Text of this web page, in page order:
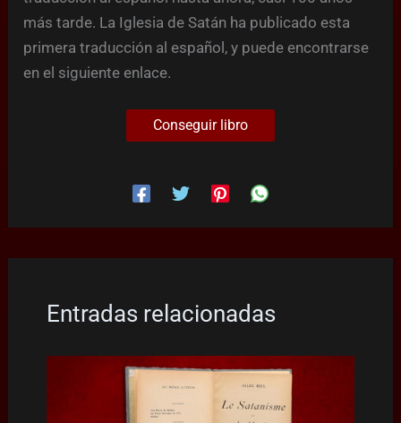
más tarde. La Iglesia de Satán ha publicado esta
primera traducción al español, y puede encontrarse
en el siguiente enlace.
Conseguir libro
Entradas relacionadas